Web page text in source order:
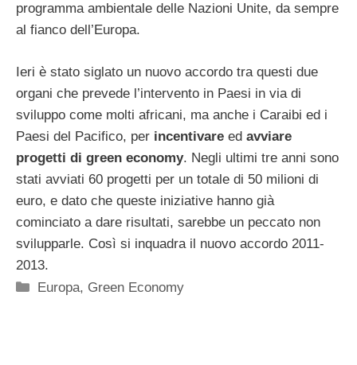
programma ambientale delle Nazioni Unite, da sempre
al fianco dell’Europa.
Ieri è stato siglato un nuovo accordo tra questi due
organi che prevede l’intervento in Paesi in via di
sviluppo come molti africani, ma anche i Caraibi ed i
Paesi del Pacifico, per incentivare ed avviare
progetti di green economy. Negli ultimi tre anni sono
stati avviati 60 progetti per un totale di 50 milioni di
euro, e dato che queste iniziative hanno già
cominciato a dare risultati, sarebbe un peccato non
svilupparle. Così si inquadra il nuovo accordo 2011-
2013.
Categorie
Europa, Green Economy